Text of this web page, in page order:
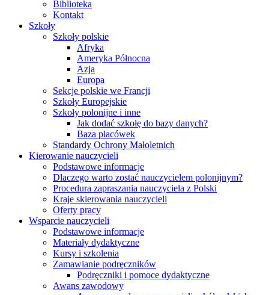
Biblioteka
Kontakt
Szkoły
Szkoły polskie
Afryka
Ameryka Północna
Azja
Europa
Sekcje polskie we Francji
Szkoły Europejskie
Szkoły polonijne i inne
Jak dodać szkołę do bazy danych?
Baza placówek
Standardy Ochrony Małoletnich
Kierowanie nauczycieli
Podstawowe informacje
Dlaczego warto zostać nauczycielem polonijnym?
Procedura zapraszania nauczyciela z Polski
Kraje skierowania nauczycieli
Oferty pracy
Wsparcie nauczycieli
Podstawowe informacje
Materiały dydaktyczne
Kursy i szkolenia
Zamawianie podręczników
Podręczniki i pomoce dydaktyczne
Awans zawodowy